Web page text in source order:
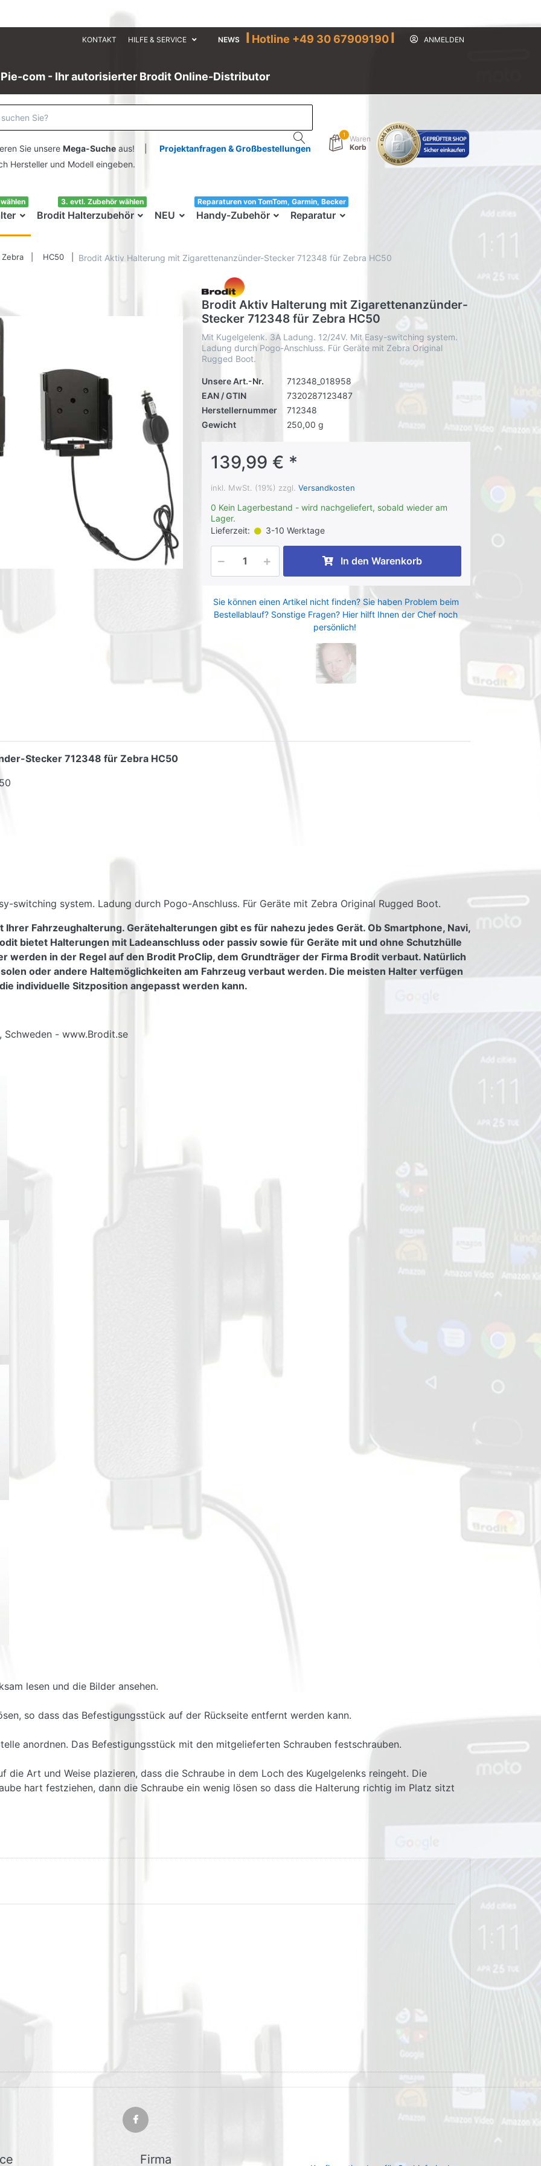
KONTAKT HILFE & SERVICE NEWS I Hotline +49 30 67909190I ANMELDEN
Pie-com - Ihr autorisierter Brodit Online-Distributor
Sie unsere Mega-Sucheaus! | Projektanfragen & Großbestellungen
und Modell eingeben.
1
Waren
Korb
Brodit Halterzubehör
3. evtl. Zubehör wählen
NEU Handy-Zubehör
33!
Reparatur
Reparaturen von TomTom, Garmin, Becker
Zebra HC50 Brodit Aktiv Halterung mit Zigarettenanzünder-Stecker 712348 für Zebra HC50
Brodit Aktiv Halterung mit Zigarettenanzünder-
Stecker 712348 für Zebra HC50
Mit Kugelgelenk. 3A Ladung. 12/24V. Mit Easy-switching system.
Ladung durch Pogo-Anschluss. Für Geräte mit Zebra Original
Rugged Boot.
Unsere Art.-Nr.
712348_018958
EAN / GTIN
7320287123487
Herstellernummer
712348
Gewicht
250,00 g
139,99 € *
inkl. MwSt. (19%) zzgl. Versandkosten
0 Kein Lagerbestand - wird nachgeliefert, sobald wieder am
Lager.
Lieferzeit:
3-10 Werktage
In den Warenkorb
Sie können einen Artikel nicht finden? Sie haben Problem beim
Bestellablauf? Sonstige Fragen? Hier hilft Ihnen der Chef noch
persönlich!
Stecker 712348 für Zebra HC50
switching system. Ladung durch Pogo-Anschluss. Für Geräte mit Zebra Original Rugged Boot.
Fahrzeughalterung. Gerätehalterungen gibt es für nahezu jedes Gerät. Ob Smartphone, Navi,
bietet Halterungen mit Ladeanschluss oder passiv sowie für Geräte mit und ohne Schutzhülle
werden in der Regel auf den Brodit ProClip, dem Grundträger der Firma Brodit verbaut. Natürlich
oder andere Haltemöglichkeiten am Fahrzeug verbaut werden. Die meisten Halter verfügen
individuelle Sitzposition angepasst werden kann.
Schweden - www.Brodit.se
lesen und die Bilder ansehen.
so dass das Befestigungsstück auf der Rückseite entfernt werden kann.
anordnen. Das Befestigungsstück mit den mitgelieferten Schrauben festschrauben.
die Art und Weise plazieren, dass die Schraube in dem Loch des Kugelgelenks reingeht. Die
hart festziehen, dann die Schraube ein wenig lösen so dass die Halterung richtig im Platz sitzt
Firma